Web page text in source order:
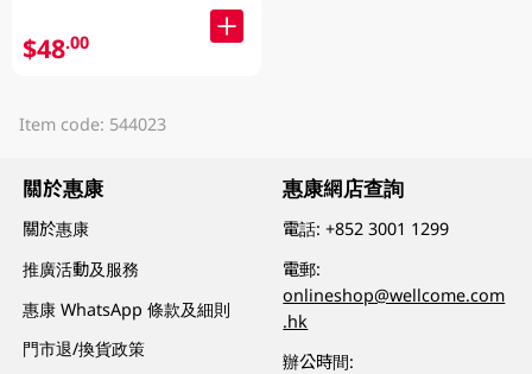
$48.00
Item code: 544023
關於惠康
關於惠康
推廣活動及服務
惠康 WhatsApp 條款及細則
門市退/換貨政策
惠康網店查詢
電話:+852 3001 1299
電郵:
onlineshop@wellcome.com
.hk
辦公時間: